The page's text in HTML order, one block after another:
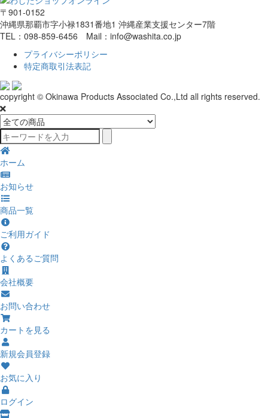
〒901-0152
沖縄県那覇市字小禄1831番地1 沖縄産業支援センター7階
TEL：098-859-6456 Mail：info@washita.co.jp
プライバシーポリシー
特定商取引法表記
copyright © Okinawa Products Associated Co.,Ltd all rights reserved.
ホーム
お知らせ
商品一覧
ご利用ガイド
よくあるご質問
会社概要
お問い合わせ
カートを見る
新規会員登録
お気に入り
ログイン